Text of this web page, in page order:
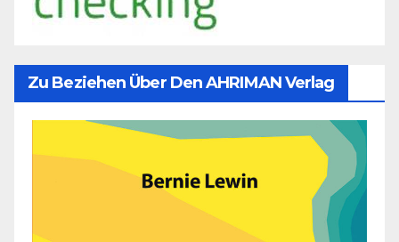
Zu Beziehen Über Den AHRIMAN Verlag